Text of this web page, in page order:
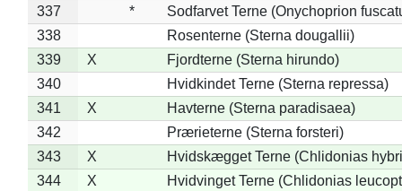
337
*
Sodfarvet Terne (Onychoprion
338
Rosenterne (Sterna dougallii)
339
X
Fjordterne (Sterna hirundo)
340
Hvidkindet Terne (Sterna repressa)
341
X
Havterne (Sterna paradisaea)
342
Prærieterne (Sterna forsteri)
343
X
Hvidskægget Terne (Chlidonias
344
X
Hvidvinget Terne (Chlidonias